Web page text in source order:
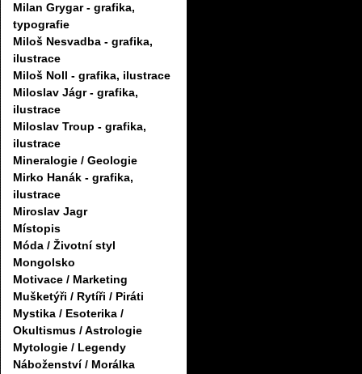
Milan Grygar - grafika,
typografie
Miloš Nesvadba - grafika,
ilustrace
Miloš Noll - grafika, ilustrace
Miloslav Jágr - grafika,
ilustrace
Miloslav Troup - grafika,
ilustrace
Mineralogie / Geologie
Mirko Hanák - grafika,
ilustrace
Miroslav Jagr
Místopis
Móda / Životní styl
Mongolsko
Motivace / Marketing
Mušketýři / Rytíři / Piráti
Mystika / Esoterika /
Okultismus / Astrologie
Mytologie / Legendy
Náboženství / Morálka